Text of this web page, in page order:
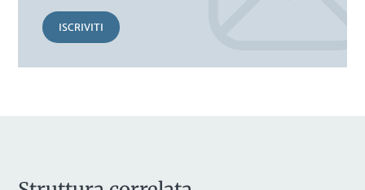
ISCRIVITI